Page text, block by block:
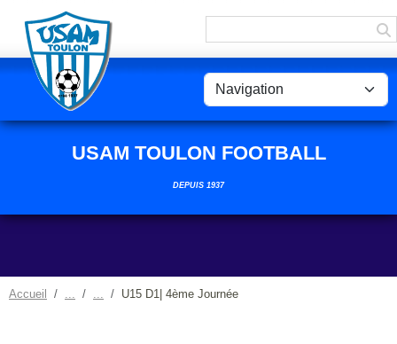
USAM TOULON FOOTBALL
DEPUIS 1937
Accueil U15 D1| 4ème Journée
Panneau de gestion des cookies